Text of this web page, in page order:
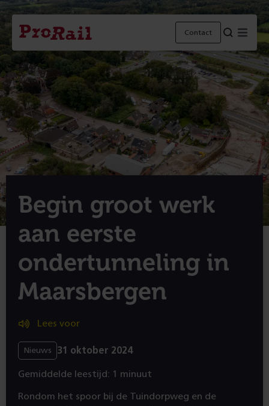
Navigatie
Homepage
ProRail
Contact Menu
Begin groot werk
aan eerste
ondertunneling in
Maarsbergen
Lees voor
Nieuws 31 oktober 2024
Gemiddelde leestijd: 1 minuut
Rondom het spoor bij de Tuindorpweg en de